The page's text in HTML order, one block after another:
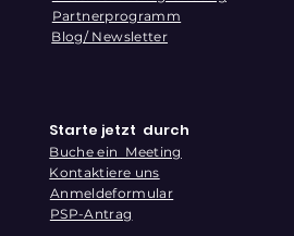
Partnerprogramm
Blog/ Newsletter
Starte jetzt durch
Buche ein Meeting
Kontaktiere uns
Anmeldeformular
PSP-Antrag